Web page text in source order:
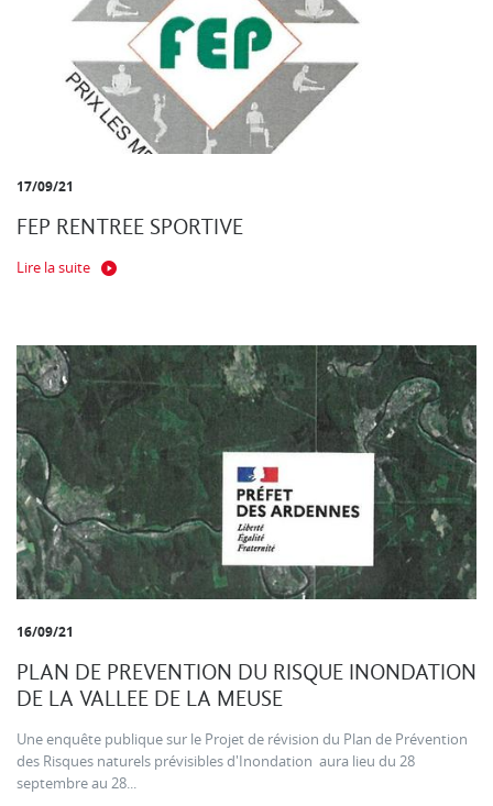
17/09/21
FEP RENTREE SPORTIVE
Lire la suite
16/09/21
PLAN DE PREVENTION DU RISQUE INONDATION
DE LA VALLEE DE LA MEUSE
Une enquête publique sur le Projet de révision du Plan de Prévention
des Risques naturels prévisibles d'Inondation aura lieu du 28
septembre au 28...